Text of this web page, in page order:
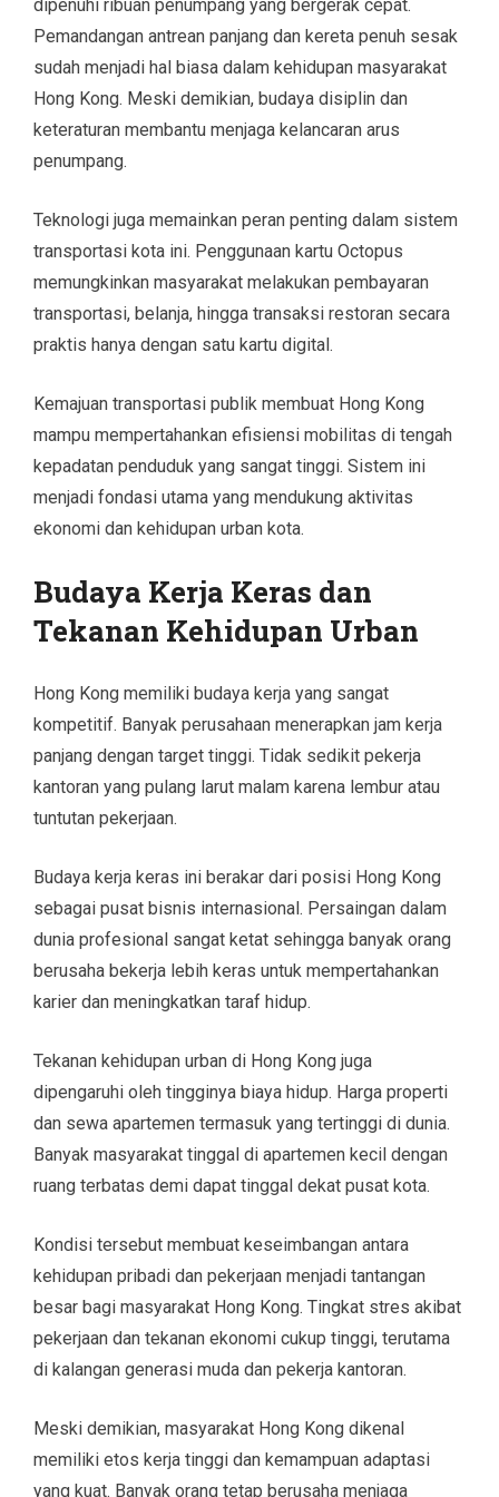
dipenuhi ribuan penumpang yang bergerak cepat.
Pemandangan antrean panjang dan kereta penuh sesak
sudah menjadi hal biasa dalam kehidupan masyarakat
Hong Kong. Meski demikian, budaya disiplin dan
keteraturan membantu menjaga kelancaran arus
penumpang.
Teknologi juga memainkan peran penting dalam sistem
transportasi kota ini. Penggunaan kartu Octopus
memungkinkan masyarakat melakukan pembayaran
transportasi, belanja, hingga transaksi restoran secara
praktis hanya dengan satu kartu digital.
Kemajuan transportasi publik membuat Hong Kong
mampu mempertahankan efisiensi mobilitas di tengah
kepadatan penduduk yang sangat tinggi. Sistem ini
menjadi fondasi utama yang mendukung aktivitas
ekonomi dan kehidupan urban kota.
Budaya Kerja Keras dan
Tekanan Kehidupan Urban
Hong Kong memiliki budaya kerja yang sangat
kompetitif. Banyak perusahaan menerapkan jam kerja
panjang dengan target tinggi. Tidak sedikit pekerja
kantoran yang pulang larut malam karena lembur atau
tuntutan pekerjaan.
Budaya kerja keras ini berakar dari posisi Hong Kong
sebagai pusat bisnis internasional. Persaingan dalam
dunia profesional sangat ketat sehingga banyak orang
berusaha bekerja lebih keras untuk mempertahankan
karier dan meningkatkan taraf hidup.
Tekanan kehidupan urban di Hong Kong juga
dipengaruhi oleh tingginya biaya hidup. Harga properti
dan sewa apartemen termasuk yang tertinggi di dunia.
Banyak masyarakat tinggal di apartemen kecil dengan
ruang terbatas demi dapat tinggal dekat pusat kota.
Kondisi tersebut membuat keseimbangan antara
kehidupan pribadi dan pekerjaan menjadi tantangan
besar bagi masyarakat Hong Kong. Tingkat stres akibat
pekerjaan dan tekanan ekonomi cukup tinggi, terutama
di kalangan generasi muda dan pekerja kantoran.
Meski demikian, masyarakat Hong Kong dikenal
memiliki etos kerja tinggi dan kemampuan adaptasi
yang kuat. Banyak orang tetap berusaha menjaga